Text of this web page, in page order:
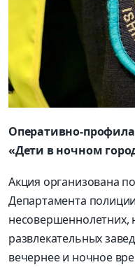
Оперативно-
«Дети в ночном
Акция организована
Департамента
несовершеннолетних,
развлекательных
вечернее и ночное